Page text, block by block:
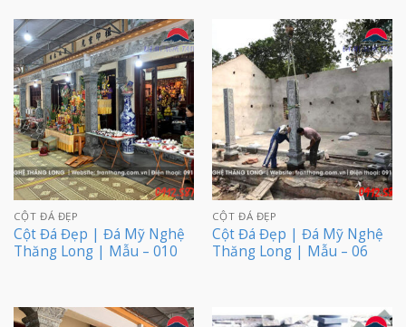
CỘT ĐÁ ĐẸP
Cột Đá Đẹp | Đá Mỹ Nghệ
Thăng Long | Mẫu – 010
CỘT ĐÁ ĐẸP
Cột Đá Đẹp | Đá Mỹ Nghệ
Thăng Long | Mẫu – 06